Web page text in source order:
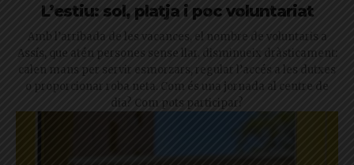
L’estiu: sol, platja i poc voluntariat
Amb l’arribada de les vacances, el nombre de voluntaris a
Assís, que atén persones sense llar, disminueix dràsticament:
calen mans per servir esmorzars, regular l’accés a les dutxes
o proporcionar roba neta. Com és una jornada al centre de
dia? Com pots participar?